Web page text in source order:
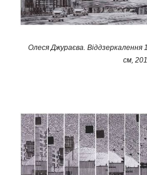
Олеся Джураєва. Віддзеркалення
см,